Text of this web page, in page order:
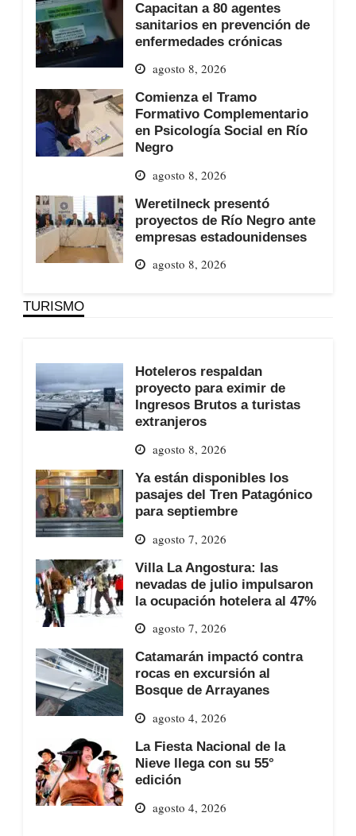
Capacitan a 80 agentes
sanitarios en prevención de
enfermedades crónicas
agosto 8, 2026
Comienza el Tramo
Formativo Complementario
en Psicología Social en Río
Negro
agosto 8, 2026
Weretilneck presentó
proyectos de Río Negro ante
empresas estadounidenses
agosto 8, 2026
TURISMO
Hoteleros respaldan
proyecto para eximir de
Ingresos Brutos a turistas
extranjeros
agosto 8, 2026
Ya están disponibles los
pasajes del Tren Patagónico
para septiembre
agosto 7, 2026
Villa La Angostura: las
nevadas de julio impulsaron
la ocupación hotelera al 47%
agosto 7, 2026
Catamarán impactó contra
rocas en excursión al
Bosque de Arrayanes
agosto 4, 2026
La Fiesta Nacional de la
Nieve llega con su 55°
edición
agosto 4, 2026